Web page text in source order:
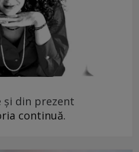
și din prezent
continuă.